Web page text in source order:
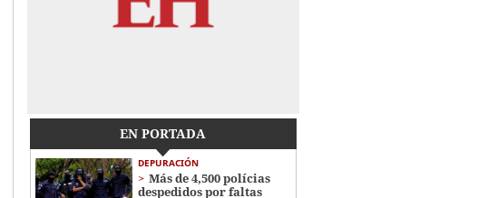
EN PORTADA
DEPURACIÓN
Más de 4,500 polícias
despedidos por faltas